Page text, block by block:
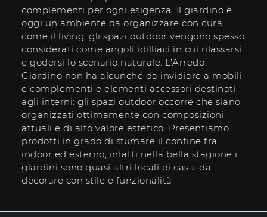
complementi per ogni esigenza. Il giardino è
oggi un ambiente da organizzare con cura,
come il living: gli spazi outdoor vengono spesso
considerati come angoli idilliaci in cui rilassarsi
e godersi lo scenario naturale. L’Arredo
Giardino non ha alcunché da invidiare a mobili
e complementi e elementi accessori destinati
agli interni: gli spazi outdoor occorre che siano
organizzati ottimamente con composizioni
attuali e di alto valore estetico. Presentiamo
prodotti in grado di sfumare il confine fra
indoor ed esterno, infatti nella bella stagione i
giardini sono quasi altri locali di casa, da
decorare con stile e funzionalità.